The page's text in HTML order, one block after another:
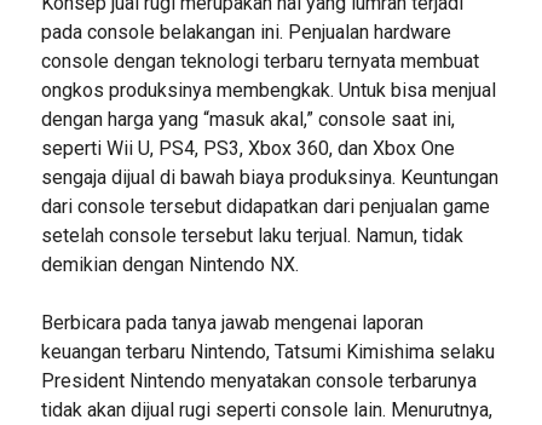
pada console belakangan ini. Penjualan hardware
console dengan teknologi terbaru ternyata membuat
ongkos produksinya membengkak. Untuk bisa menjual
dengan harga yang “masuk akal,” console saat ini,
seperti Wii U, PS4, PS3, Xbox 360, dan Xbox One
sengaja dijual di bawah biaya produksinya. Keuntungan
dari console tersebut didapatkan dari penjualan game
setelah console tersebut laku terjual. Namun, tidak
demikian dengan Nintendo NX.
Berbicara pada tanya jawab mengenai laporan
keuangan terbaru Nintendo, Tatsumi Kimishima selaku
President Nintendo menyatakan console terbarunya
tidak akan dijual rugi seperti console lain. Menurutnya,